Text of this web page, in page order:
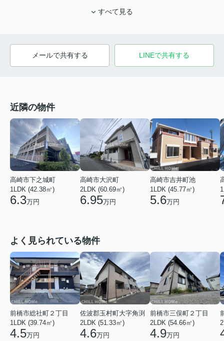
すべて見る
メールで共有する LINEで共有する
近隣の物件
高崎市下之城町
1LDK (42.38㎡)
6.3万円
高崎市大沢町
2LDK (60.69㎡)
6.95万円
高崎市吉井町池
1LDK (45.77㎡)
5.6万円
よく見られている物件
前橋市総社町２丁目
1LDK (39.74㎡)
4.5万円
佐波郡玉村町大字角渕
2LDK (51.33㎡)
4.6万円
前橋市三俣町２丁目
2LDK (54.66㎡)
4.9万円